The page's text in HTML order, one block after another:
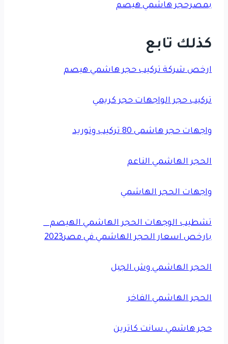
بمصرحجر هاشمي هيصم
كذلك تابع
ارخص شركة تركيب حجر هاشمي هيصم
تركيب حجر الواجهات حجر كريمي
واجهات حجر هاشمى 80 تركيب وتوريد
الحجر الهاشمي الناعم
واجهات الحجر الهاشمي
تشطيب الوجهات الحجر الهاشمي الهيصم _
بارخص اسعار الحجر الهاشمي في مصر2023
الحجر الهاشمي وش الجبل
الحجر الهاشمي الفاخر
حجر هاشمي سانت كاترين